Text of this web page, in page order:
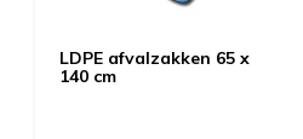
LDPE afvalzakken 65 x
140 cm